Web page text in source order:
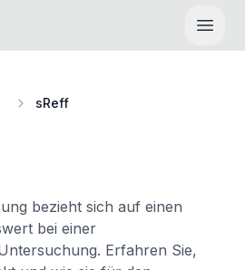
sReff
bezieht sich auf einen
bei einer
Erfahren Sie,